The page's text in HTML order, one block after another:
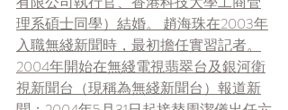
理系碩士同學）結婚。 趙海珠在2003年
入職無綫新聞時，最初擔任實習記者。
2004年開始在無綫電視翡翠台及銀河衛
視新聞台（現稱為無綫新聞台）報道新